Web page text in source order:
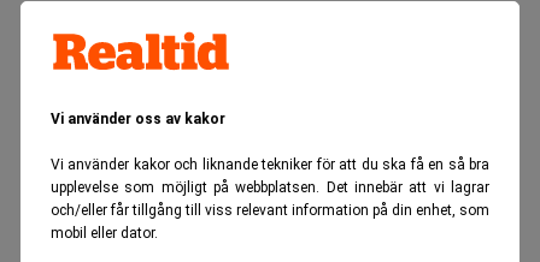
Vi använder oss av kakor
Vi använder kakor och liknande tekniker för att du ska få en så bra
upplevelse som möjligt på webbplatsen. Det innebär att vi lagrar
och/eller får tillgång till viss relevant information på din enhet, som
mobil eller dator.